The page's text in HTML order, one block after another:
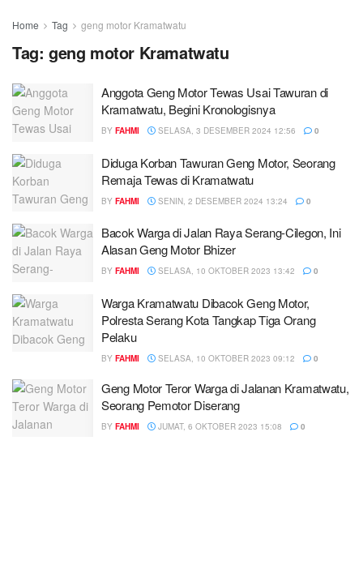
Home Tag geng motor Kramatwatu
Tag: geng motor Kramatwatu
Anggota Geng Motor Tewas Usai Tawuran di
Kramatwatu, Begini Kronologisnya
BY FAHMI SELASA, 3 DESEMBER 2024 12:56 0
Diduga Korban Tawuran Geng Motor, Seorang
Remaja Tewas di Kramatwatu
BY FAHMI SENIN, 2 DESEMBER 2024 13:24 0
Bacok Warga di Jalan Raya Serang-Cilegon, Ini
Alasan Geng Motor Bhizer
BY FAHMI SELASA, 10 OKTOBER 2023 13:42 0
Warga Kramatwatu Dibacok Geng Motor,
Polresta Serang Kota Tangkap Tiga Orang
Pelaku
BY FAHMI SELASA, 10 OKTOBER 2023 09:12 0
Geng Motor Teror Warga di Jalanan Kramatwatu,
Seorang Pemotor Diserang
BY FAHMI JUMAT, 6 OKTOBER 2023 15:08 0